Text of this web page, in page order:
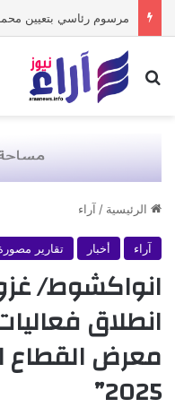
بحث عن
الرئيسية / آراء
آراء أخبار تقارير
انواكشوط/
انطلاق
معرض القطاع
2025”